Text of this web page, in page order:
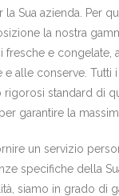
la Sua azienda. Per
la nostra
fresche e congelate,
e alle conserve.
rigorosi standard di
garantire la
un servizio
specifiche della
siamo in grado di